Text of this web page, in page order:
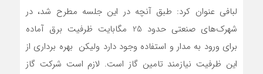
لبافی عنوان کرد: طبق آنچه در این جلسه مطرح شد، در
شهرک‌های صنعتی حدود 25 مگابایت ظرفیت برق آماده
برای ورود به مدار و استفاده وجود دارد ولیکن بهره برداری از
این ظرفیت نیازمند تامین گاز است. لازم است شرکت گاز